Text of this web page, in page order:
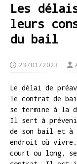
Les
leurs
du bail
23/01/2023
Le délai de
le contrat de
se termine à la
Il sert à
de son bail et à
endroit où
court ou long,